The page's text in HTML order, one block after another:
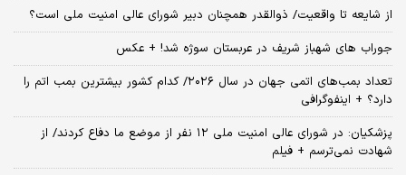
از شایعه تا واقعیت/ ذوالقدر همچنان دبیر شورای ‌عالی امنیت ملی است؟
جوراب های شهباز شریف در عربستان سوژه شد! + عکس
تعداد بمب‌های اتمی جهان در سال ۲۰۲۶/ کدام کشور بیشترین بمب اتم را
دارد؟ + اینفوگرافی
پزشکیان: در شورای عالی امنیت ملی ۱۲ نفر از موضع ما دفاع کردند/ از
شهادت نمی‌ترسم + فیلم